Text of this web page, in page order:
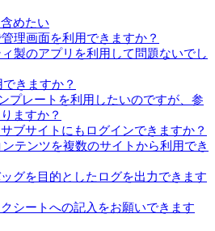
めたい
理画面を利用できますか？
製のアプリを利用して問題ないでし
きますか？
プレートを利用したいのですが、参
ますか？
ブサイトにもログインできますか？
テンツを複数のサイトから利用でき
グを目的としたログを出力できます
シートへの記入をお願いできます